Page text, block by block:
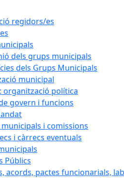
regidors/es
dels grups municipals
dels Grups Municipals
municipal
organització política
govern i funcions
municipals i comissions
i càrrecs eventuals
Públics
acords, pactes funcionarials,